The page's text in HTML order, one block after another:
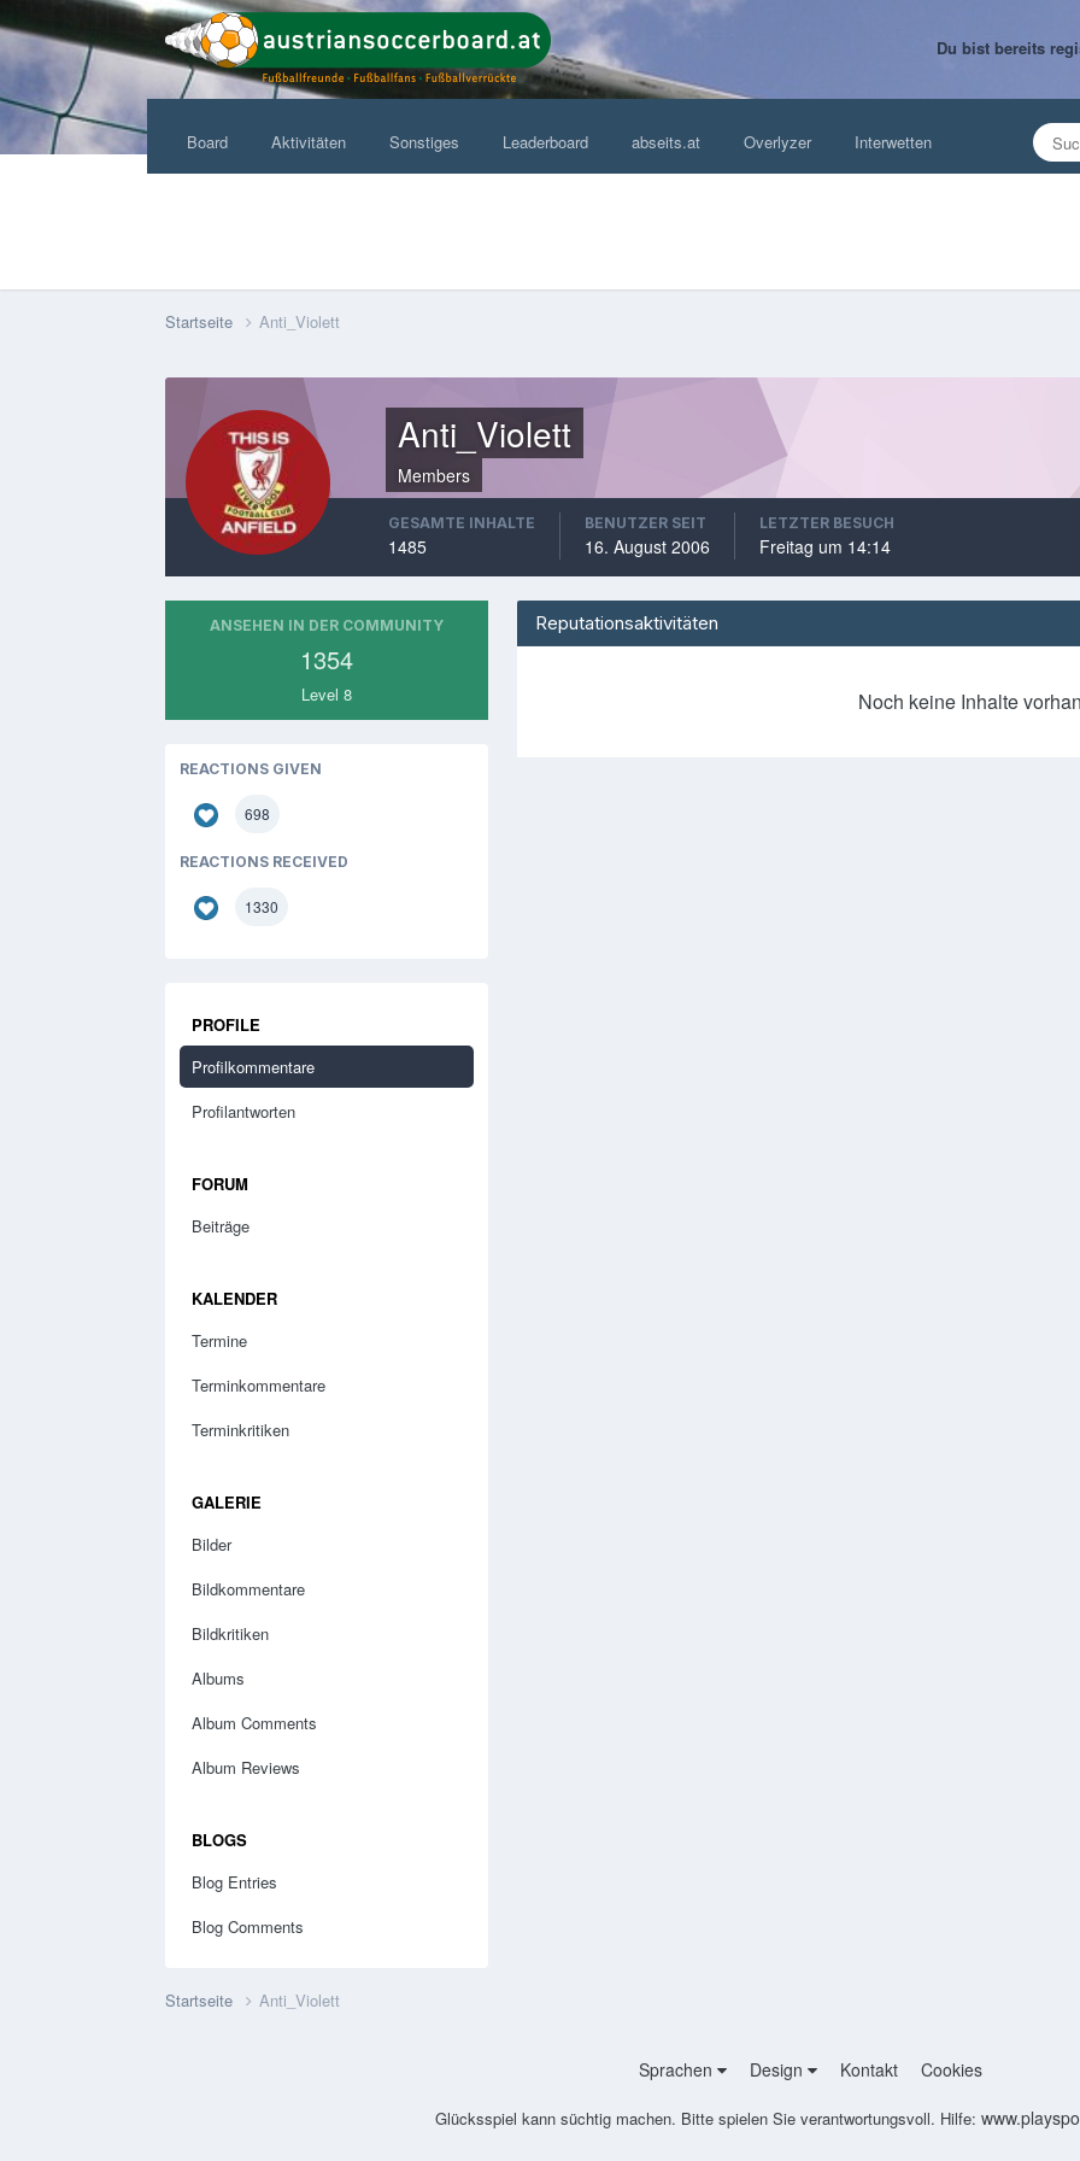
Du bist bereits
Board Aktivitäten Sonstiges Leaderboard abseits.at Overlyzer Interwetten
Startseite Anti_Violett
Anti_Violett
Members
GESAMTE INHALTE
1485
BENUTZER SEIT
16. August 2006
LETZTER BESUCH
Freitag um 14:14
ANSEHEN IN DER COMMUNITY
1354
Level 8
REACTIONS GIVEN
698
REACTIONS RECEIVED
1330
PROFILE
Profilkommentare
Profilantworten
FORUM
Beiträge
KALENDER
Termine
Terminkommentare
Terminkritiken
GALERIE
Bilder
Bildkommentare
Bildkritiken
Albums
Album Comments
Album Reviews
BLOGS
Blog Entries
Blog Comments
Reputationsaktivitäten
Noch keine Inhalte
Startseite Anti_Violett
Sprachen Design Kontakt Cookies
Glücksspiel kann süchtig machen. Bitte spielen Sie verantwortungsvoll. Hilfe: